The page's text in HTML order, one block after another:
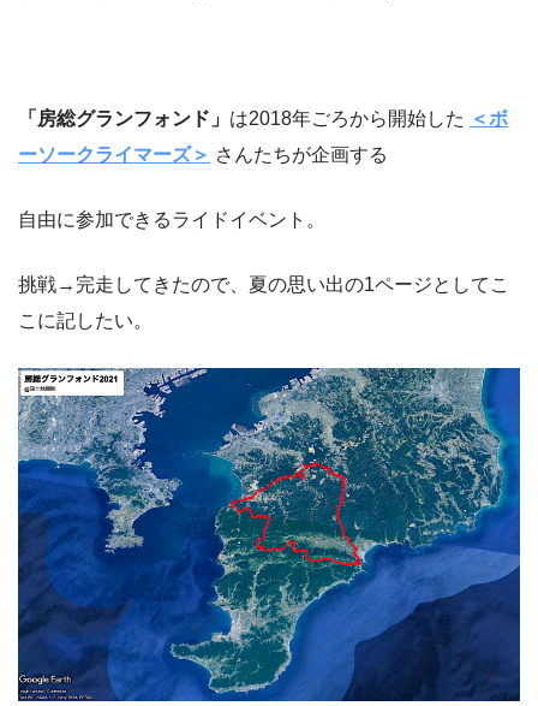
「房総グランフォンド」 は2018年ごろから開始した ＜ボ
ーソークライマーズ＞ さんたちが企画する
自由に参加できるライドイベント。
挑戦→完走してきたので、夏の思い出の1ページとしてこ
こに記したい。